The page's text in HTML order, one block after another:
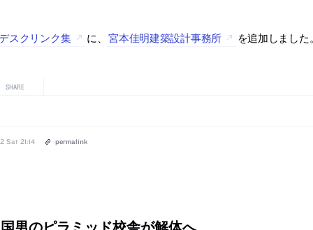
スクリンク集 に、 宮本佳明建築設計事務所 を追加しました。
SHARE
Sat 21:14 permalink